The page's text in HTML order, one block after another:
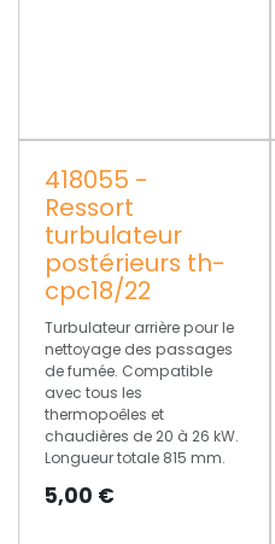
418055 -
Ressort
turbulateur
postérieurs th-
cpc18/22
Turbulateur arrière pour le
nettoyage des passages
de fumée. Compatible
avec tous les
thermopoêles et
chaudières de 20 à 26 kW.
Longueur totale 815 mm.
5,00 €